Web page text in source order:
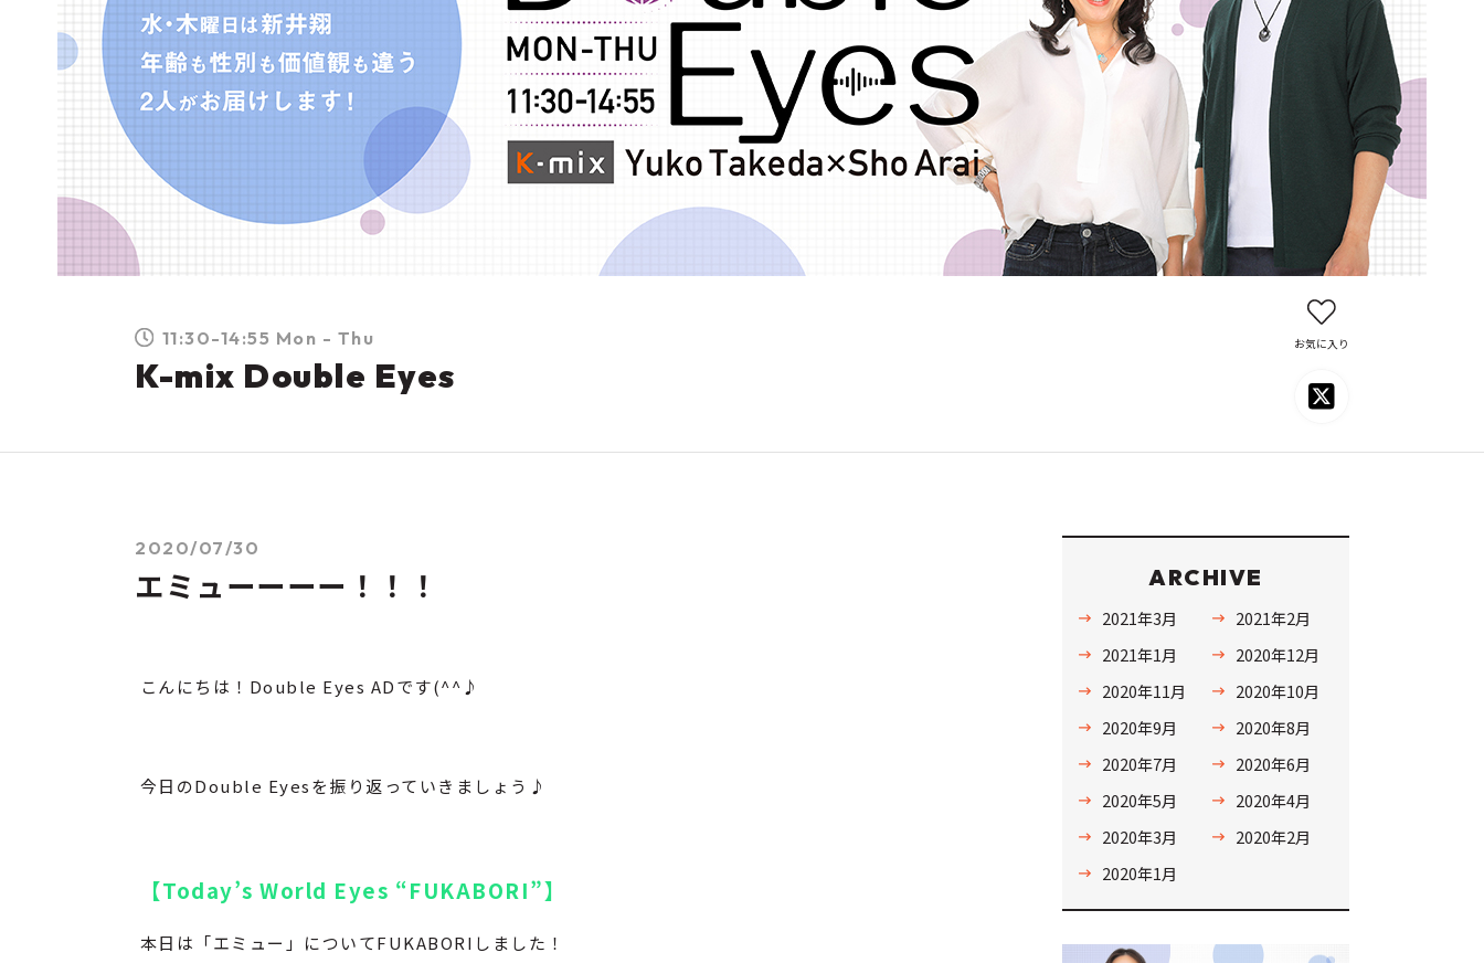
11:30-14:55 Mon - Thu
K-mix Double Eyes
お気に入り
2020/07/30
エミューーーー！！！
こんにちは！Double Eyes ADです(^^♪
今日のDouble Eyesを振り返っていきましょう♪
【Today’s World Eyes “FUKABORI”】
本日は「エミュー」についてFUKABORIしました！
ARCHIVE
2021年3月
2021年2月
2021年1月
2020年12月
2020年11月
2020年10月
2020年9月
2020年8月
2020年7月
2020年6月
2020年5月
2020年4月
2020年3月
2020年2月
2020年1月